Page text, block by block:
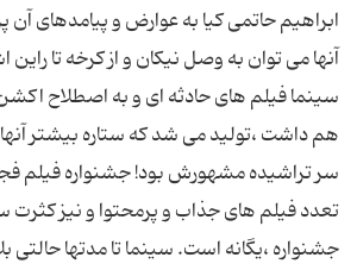
ابراهیم حاتمی کیا به عوارض و پیامدهای آن
آنها می توان به وصل نیکان و از کرخه تا راین
سینما فیلم های حادثه ای و به اصطلاح
هم داشت ،تولید می شد که ستاره بیشتر
تعدد فیلم های جذاب و پرمحتوا و نیز کثرت
جشنواره ،یگانه است. سینما تا مدتها حالتی